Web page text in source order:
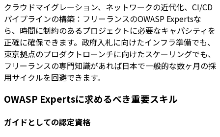
クラウドマイグレーション、ネットワークの近代化、CI/CD
パイプラインの構築：フリーランスのOWASP Expertsな
ら、時間に制約のあるプロジェクトに必要なキャパシティを
正確に確保できます。政府入札に向けたインフラ準備でも、
東京拠点のプロダクトローンチに向けたスケーリングでも、
フリーランスの専門知識があれば日本で一般的な数ヶ月の採
用サイクルを回避できます。
OWASP Expertsに求めるべき重要スキル
ガイドとしての認定資格